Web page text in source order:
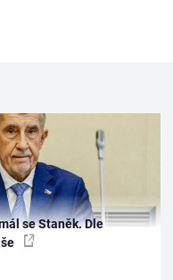
se Staněk. Dle